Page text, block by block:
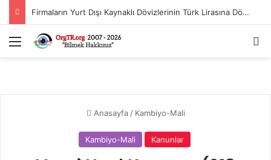
Firmaların Yurt Dışı Kaynaklı Dövizlerinin Türk Lirasına Dönüşümünün Desteklenmesi Hakkında Tebliğ (Sayı: 2023/5)’de Değişiklik Yapılmasına Dair Tebliğ (Sayı: 2026/11)
Menü
Anasayfa / Kambiyo-Mali
Kambiyo-Mali Kanunlar